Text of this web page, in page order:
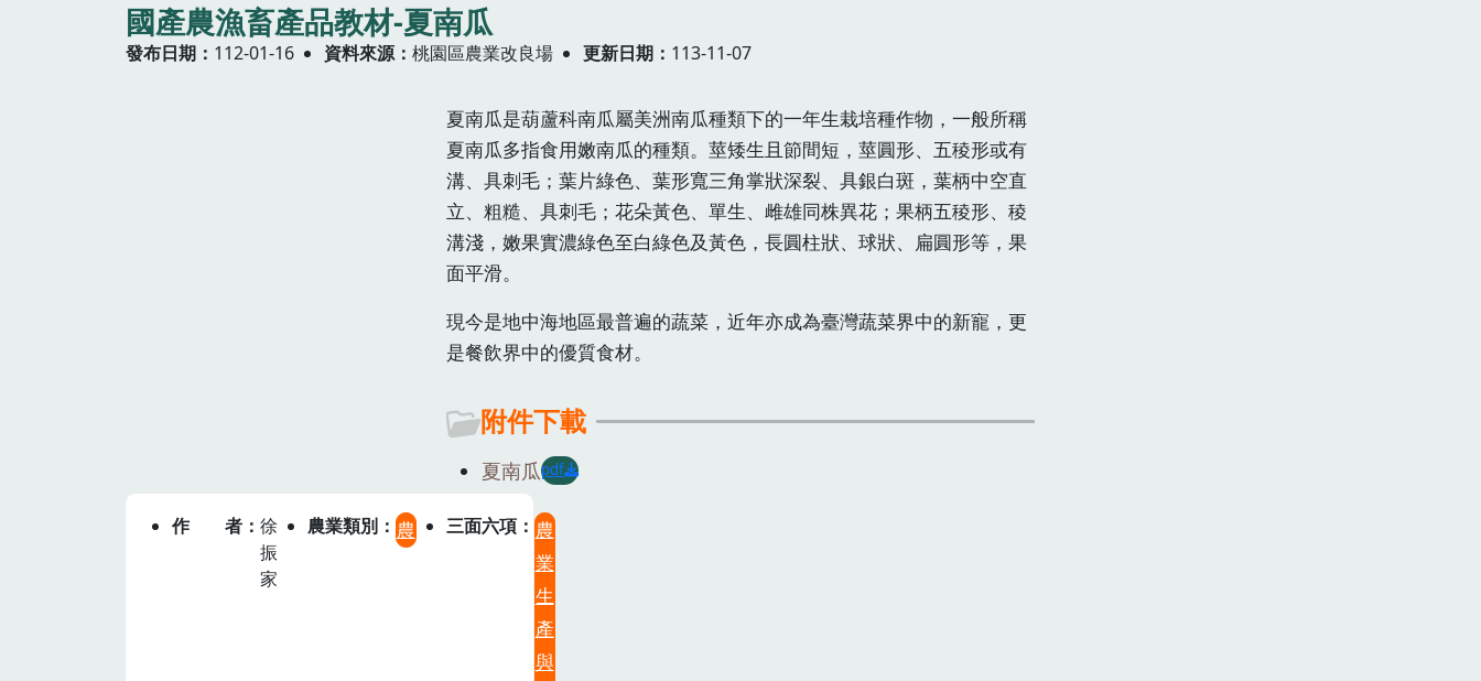
國產農漁畜產品教材-夏南瓜
發布日期 112-01-16 資料來源 桃園區農業改良場 更新日期 113-11-07
夏南瓜是葫蘆科南瓜屬美洲南瓜種類下的一年生栽培種作物，一般所稱
夏南瓜多指食用嫩南瓜的種類。莖矮生且節間短，莖圓形、五稜形或有
溝、具刺毛；葉片綠色、葉形寬三角掌狀深裂、具銀白斑，葉柄中空直
立、粗糙、具刺毛；花朵黃色、單生、雌雄同株異花；果柄五稜形、稜
溝淺，嫩果實濃綠色至白綠色及黃色，長圓柱狀、球狀、扁圓形等，果
面平滑。
現今是地中海地區最普遍的蔬菜，近年亦成為臺灣蔬菜界中的新寵，更
是餐飲界中的優質食材。
附件下載
夏南瓜pdf
作者
徐
振
家
農業類別 農 三面六項
農
業
生
產
與